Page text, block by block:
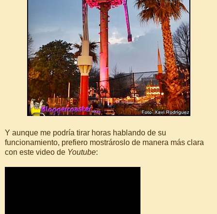
Y aunque me podría tirar horas hablando de su
funcionamiento, prefiero mostrároslo de manera más clara
con este video de Youtube: